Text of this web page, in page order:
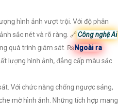
hình ảnh vượt trội. Với độ phân
sắc nét và rõ ràng. 🔗Công nghệ Ai
quá trình giám sát. ₨ Ngoài ra
lượng hình ảnh, đẳng cấp màu sắc
Với chức năng chống ngược sáng,
mờ hình ảnh. Những tích hợp mang